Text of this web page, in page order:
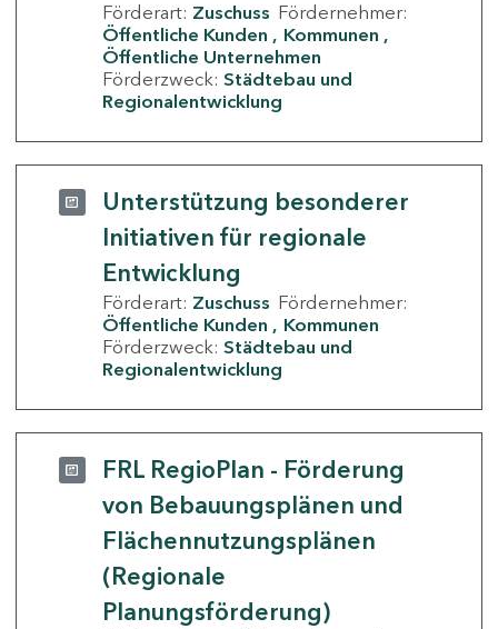
Förderart: Zuschuss Fördernehmer:
Öffentliche Kunden
Kommunen
Öffentliche Unternehmen
Förderzweck: Städtebau und
Regionalentwicklung
Unterstützung besonderer
Initiativen für regionale
Entwicklung
Förderart: Zuschuss Fördernehmer:
Öffentliche Kunden
Kommunen
Förderzweck: Städtebau und
Regionalentwicklung
FRL RegioPlan - Förderung
von Bebauungsplänen und
Flächennutzungsplänen
(Regionale
Planungsförderung)